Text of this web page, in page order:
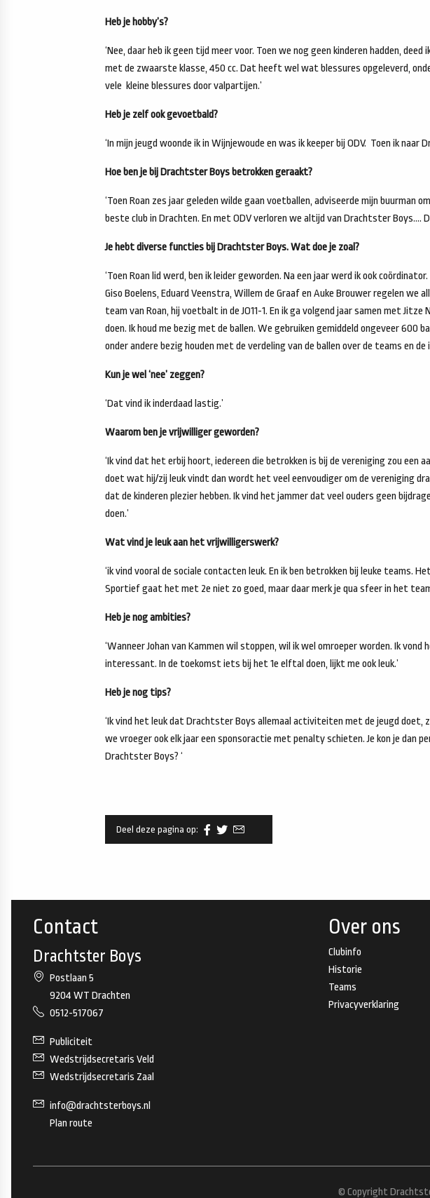
Heb je hobby’s?
‘Nee, daar heb ik geen tijd meer voor. Toen we nog geen kinderen hadden,
met de zwaarste klasse, 450 cc. Dat heeft wel wat blessures opgeleverd,
vele kleine blessures door valpartijen.’
Heb je zelf ook gevoetbald?
‘In mijn jeugd woonde ik in Wijnjewoude en was ik keeper bij ODV. Toen ik naar
Hoe ben je bij Drachtster Boys betrokken geraakt?
‘Toen Roan zes jaar geleden wilde gaan voetballen, adviseerde mijn buurman
beste club in Drachten. En met ODV verloren we altijd van Drachtster Boys….
Je hebt diverse functies bij Drachtster Boys. Wat doe je zoal?
‘Toen Roan lid werd, ben ik leider geworden. Na een jaar werd ik ook
Giso Boelens, Eduard Veenstra, Willem de Graaf en Auke Brouwer regelen
team van Roan, hij voetbalt in de JO11-1. En ik ga volgend jaar samen met
doen. Ik houd me bezig met de ballen. We gebruiken gemiddeld ongeveer 600
onder andere bezig houden met de verdeling van de ballen over de teams en de
Kun je wel ‘nee’ zeggen?
‘Dat vind ik inderdaad lastig.’
Waarom ben je vrijwilliger geworden?
‘Ik vind dat het erbij hoort, iedereen die betrokken is bij de vereniging zou een
doet wat hij/zij leuk vindt dan wordt het veel eenvoudiger om de vereniging
dat de kinderen plezier hebben. Ik vind het jammer dat veel ouders geen
doen.’
Wat vind je leuk aan het vrijwilligerswerk?
‘ik vind vooral de sociale contacten leuk. En ik ben betrokken bij leuke teams.
Sportief gaat het met 2e niet zo goed, maar daar merk je qua sfeer in het
Heb je nog ambities?
‘Wanneer Johan van Kammen wil stoppen, wil ik wel omroeper worden. Ik
interessant. In de toekomst iets bij het 1e elftal doen, lijkt me ook leuk.’
Heb je nog tips?
‘Ik vind het leuk dat Drachtster Boys allemaal activiteiten met de jeugd doet,
we vroeger ook elk jaar een sponsoractie met penalty schieten. Je kon je dan
Drachtster Boys? ‘
Deel deze pagina op:
Contact
Drachtster Boys
Postlaan 5
9204 WT Drachten
0512-517067
Publiciteit
Wedstrijdsecretaris Veld
Wedstrijdsecretaris Zaal
info@drachtsterboys.nl
Plan route
Over ons
Clubinfo
Historie
Teams
Privacyverklaring
© Copyright